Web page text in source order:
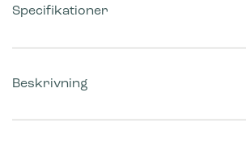
Beskrivning
Specifikationer